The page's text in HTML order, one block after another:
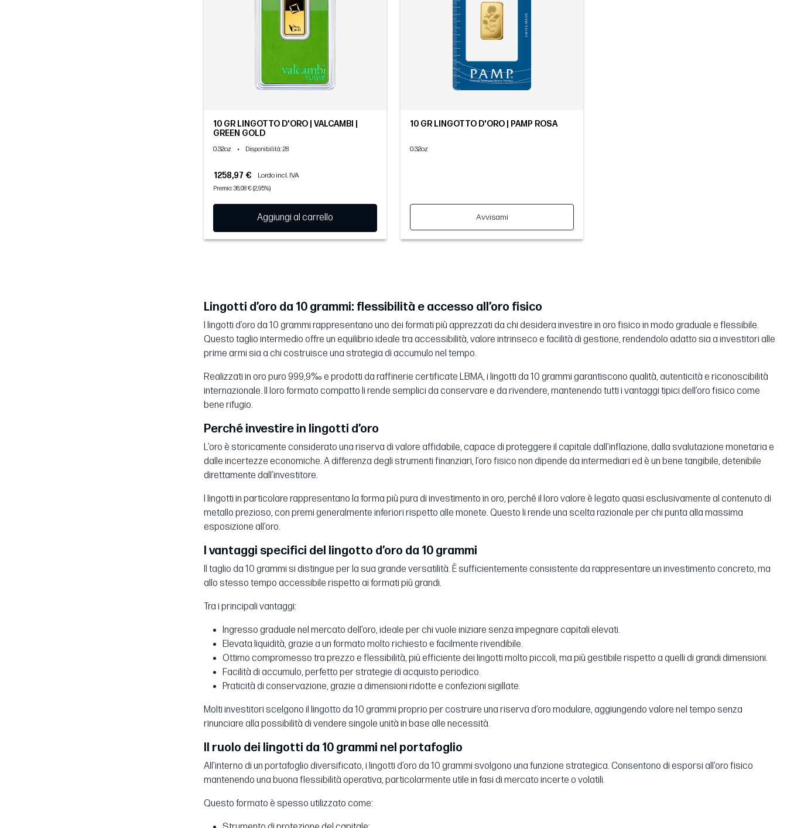
10 GR LINGOTTO D'ORO | VALCAMBI |
GREEN GOLD
0.32oz • Disponibilità: 28
1258,97 € Lordo incl. IVA
Premio: 36,08 € (2,95%)
Aggiungi al carrello
10 GR LINGOTTO D'ORO | PAMP ROSA
0.32oz
Avvisami
Lingotti d’oro da 10 grammi: flessibilità e accesso all’oro fisico
I lingotti d’oro da 10 grammi rappresentano uno dei formati più apprezzati da chi desidera investire in oro fisico in modo graduale e flessibile.
Questo taglio intermedio offre un equilibrio ideale tra accessibilità, valore intrinseco e facilità di gestione, rendendolo adatto sia a investitori alle
prime armi sia a chi costruisce una strategia di accumulo nel tempo.
Realizzati in oro puro 999,9‰ e prodotti da raffinerie certificate LBMA, i lingotti da 10 grammi garantiscono qualità, autenticità e riconoscibilità
internazionale. Il loro formato compatto li rende semplici da conservare e da rivendere, mantenendo tutti i vantaggi tipici dell’oro fisico come
bene rifugio.
Perché investire in lingotti d’oro
L’oro è storicamente considerato una riserva di valore affidabile, capace di proteggere il capitale dall’inflazione, dalla svalutazione monetaria e
dalle incertezze economiche. A differenza degli strumenti finanziari, l’oro fisico non dipende da intermediari ed è un bene tangibile, detenibile
direttamente dall’investitore.
I lingotti in particolare rappresentano la forma più pura di investimento in oro, perché il loro valore è legato quasi esclusivamente al contenuto di
metallo prezioso, con premi generalmente inferiori rispetto alle monete. Questo li rende una scelta razionale per chi punta alla massima
esposizione all’oro.
I vantaggi specifici del lingotto d’oro da 10 grammi
Il taglio da 10 grammi si distingue per la sua grande versatilità. È sufficientemente consistente da rappresentare un investimento concreto, ma
allo stesso tempo accessibile rispetto ai formati più grandi.
Tra i principali vantaggi:
Ingresso graduale nel mercato dell’oro, ideale per chi vuole iniziare senza impegnare capitali elevati.
Elevata liquidità, grazie a un formato molto richiesto e facilmente rivendibile.
Ottimo compromesso tra prezzo e flessibilità, più efficiente dei lingotti molto piccoli, ma più gestibile rispetto a quelli di grandi dimensioni.
Facilità di accumulo, perfetto per strategie di acquisto periodico.
Praticità di conservazione, grazie a dimensioni ridotte e confezioni sigillate.
Molti investitori scelgono il lingotto da 10 grammi proprio per costruire una riserva d’oro modulare, aggiungendo valore nel tempo senza
rinunciare alla possibilità di vendere singole unità in base alle necessità.
Il ruolo dei lingotti da 10 grammi nel portafoglio
All’interno di un portafoglio diversificato, i lingotti d’oro da 10 grammi svolgono una funzione strategica. Consentono di esporsi all’oro fisico
mantenendo una buona flessibilità operativa, particolarmente utile in fasi di mercato incerte o volatili.
Questo formato è spesso utilizzato come: